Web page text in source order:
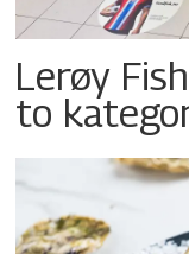
Lerøy
to